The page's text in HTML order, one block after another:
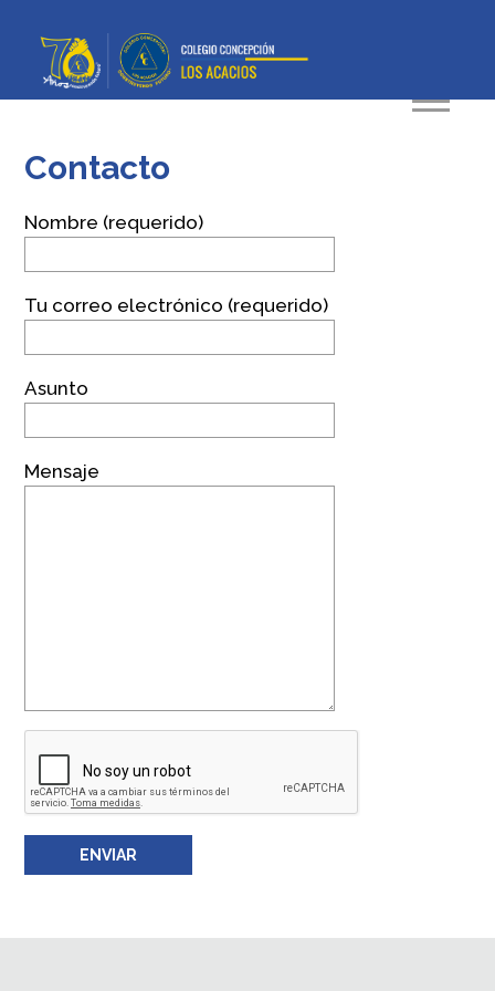
Contacto
Nombre (requerido)
Tu correo electrónico (requerido)
Asunto
Mensaje